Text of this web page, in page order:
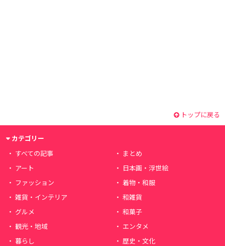
トップに戻る
カテゴリー
すべての記事
まとめ
アート
日本画・浮世絵
ファッション
着物・和服
雑貨・インテリア
和雑貨
グルメ
和菓子
観光・地域
エンタメ
暮らし
歴史・文化